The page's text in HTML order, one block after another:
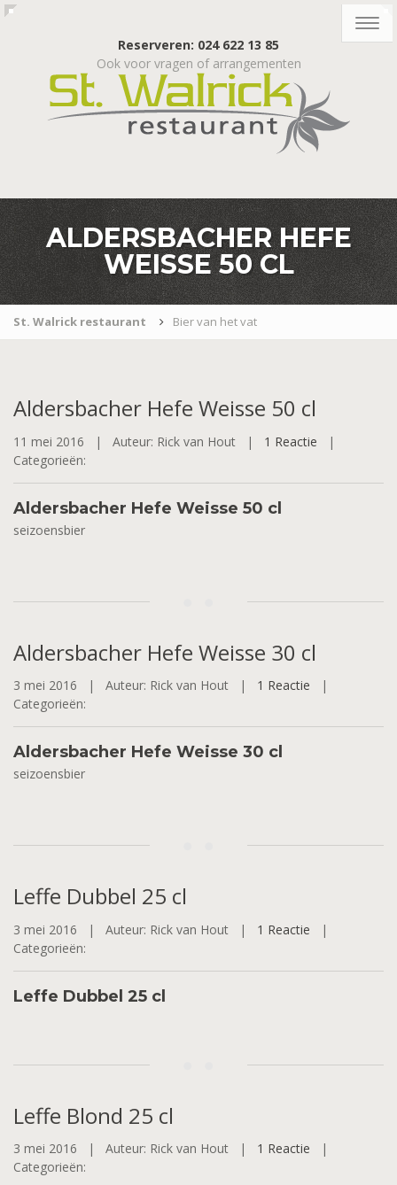
Reserveren: 024 622 13 85
Ook voor vragen of arrangementen
ALDERSBACHER HEFE
WEISSE 50 CL
St. Walrick restaurant Bier van het vat
Aldersbacher Hefe Weisse 50 cl
11 mei 2016 | Auteur: Rick van Hout | 1 Reactie |
Categorieën:
Aldersbacher Hefe Weisse 50 cl
seizoensbier
Aldersbacher Hefe Weisse 30 cl
3 mei 2016 | Auteur: Rick van Hout | 1 Reactie |
Categorieën:
Aldersbacher Hefe Weisse 30 cl
seizoensbier
Leffe Dubbel 25 cl
3 mei 2016 | Auteur: Rick van Hout | 1 Reactie |
Categorieën:
Leffe Dubbel 25 cl
Leffe Blond 25 cl
3 mei 2016 | Auteur: Rick van Hout | 1 Reactie |
Categorieën: